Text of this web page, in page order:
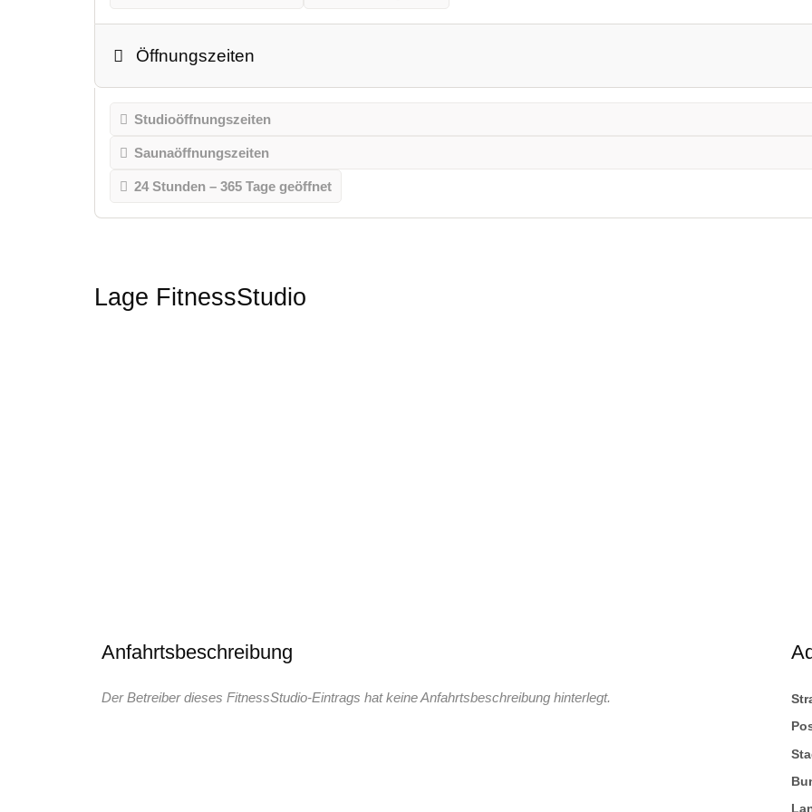
Öffnungszeiten
Studioöffnungszeiten
Saunaöffnungszeiten
24 Stunden – 365 Tage geöffnet
Lage FitnessStudio
Anfahrtsbeschreibung
Der Betreiber dieses FitnessStudio-Eintrags hat keine Anfahrtsbeschreibung hinterlegt.